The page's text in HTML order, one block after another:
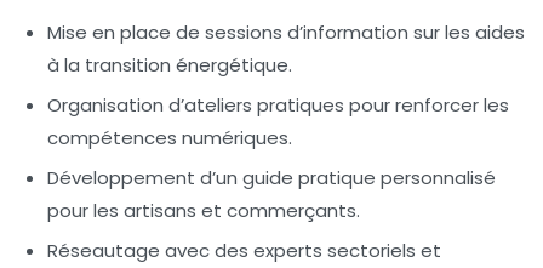
Mise en place de sessions d’information sur les aides
à la transition énergétique.
Organisation d’ateliers pratiques pour renforcer les
compétences numériques.
Développement d’un guide pratique personnalisé
pour les artisans et commerçants.
Réseautage avec des experts sectoriels et